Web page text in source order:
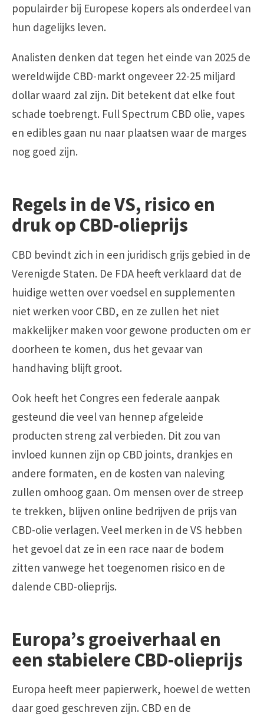
populairder bij Europese kopers als onderdeel van
hun dagelijks leven.
Analisten denken dat tegen het einde van 2025 de
wereldwijde CBD-markt ongeveer 22-25 miljard
dollar waard zal zijn. Dit betekent dat elke fout
schade toebrengt. Full Spectrum CBD olie, vapes
en edibles gaan nu naar plaatsen waar de marges
nog goed zijn.
Regels in de VS, risico en
druk op CBD-olieprijs
CBD bevindt zich in een juridisch grijs gebied in de
Verenigde Staten. De FDA heeft verklaard dat de
huidige wetten over voedsel en supplementen
niet werken voor CBD, en ze zullen het niet
makkelijker maken voor gewone producten om er
doorheen te komen, dus het gevaar van
handhaving blijft groot.
Ook heeft het Congres een federale aanpak
gesteund die veel van hennep afgeleide
producten streng zal verbieden. Dit zou van
invloed kunnen zijn op CBD joints, drankjes en
andere formaten, en de kosten van naleving
zullen omhoog gaan. Om mensen over de streep
te trekken, blijven online bedrijven de prijs van
CBD-olie verlagen. Veel merken in de VS hebben
het gevoel dat ze in een race naar de bodem
zitten vanwege het toegenomen risico en de
dalende CBD-olieprijs.
Europa’s groeiverhaal en
een stabielere CBD-olieprijs
Europa heeft meer papierwerk, hoewel de wetten
daar goed geschreven zijn. CBD en de